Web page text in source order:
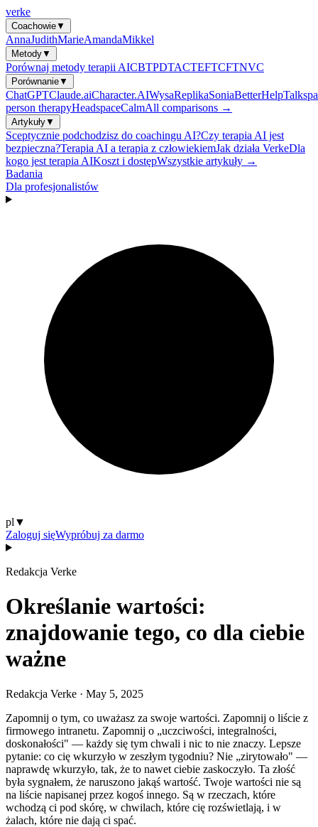
verke
Coachowie▼
AnnaJudithMarieAmandaMikkel
Metody▼
Porównaj metody terapii AICBTPDTACTEFTCFTNVC
Porównanie▼
ChatGPTClaude.aiCharacter.AIWysaReplikaSoniaBetterHelp
person therapyHeadspaceCalmAll comparisons →
Artykuły▼
Sceptycznie podchodzisz do coachingu AI?Czy terapia AI jest
bezpieczna?Terapia AI a terapia z człowiekiemJak działa VerkeDla
kogo jest terapia AIKoszt i dostępWszystkie artykuły →
Badania
Dla profesjonalistów
pl ▼
Zaloguj sięWypróbuj za darmo
Redakcja Verke
Określanie wartości:
znajdowanie tego, co dla ciebie
ważne
Redakcja Verke · May 5, 2025
Zapomnij o tym, co uważasz za swoje wartości. Zapomnij o liście z
firmowego intranetu. Zapomnij o „uczciwości, integralności,
doskonałości" — każdy się tym chwali i nic to nie znaczy. Lepsze
pytanie: co cię wkurzyło w zeszłym tygodniu? Nie „zirytowało" —
naprawdę wkurzyło, tak, że to nawet ciebie zaskoczyło. Ta złość
była sygnałem, że naruszono jakąś wartość. Twoje wartości nie są
na liście napisanej przez kogoś innego. Są w rzeczach, które
wchodzą ci pod skórę, w chwilach, które cię rozświetlają, i w
żalach, które nie dają ci spać.